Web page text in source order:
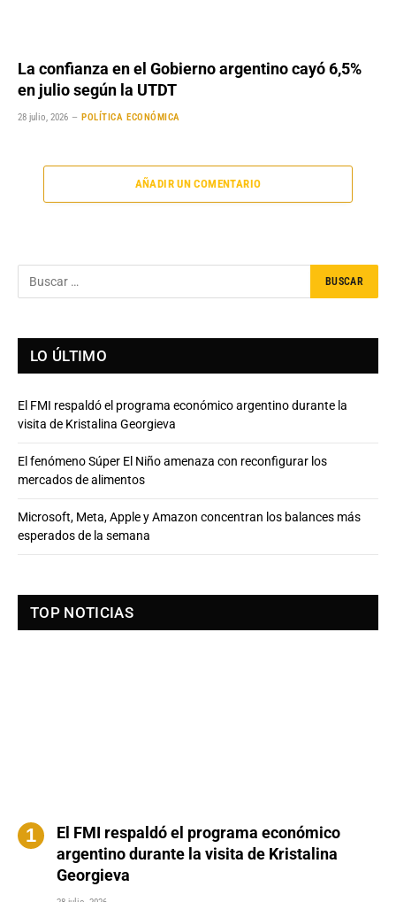
La confianza en el Gobierno argentino cayó 6,5%
en julio según la UTDT
28 julio, 2026 POLÍTICA ECONÓMICA
AÑADIR UN COMENTARIO
LO ÚLTIMO
El FMI respaldó el programa económico argentino durante la
visita de Kristalina Georgieva
El fenómeno Súper El Niño amenaza con reconfigurar los
mercados de alimentos
Microsoft, Meta, Apple y Amazon concentran los balances más
esperados de la semana
TOP NOTICIAS
El FMI respaldó el programa económico
argentino durante la visita de Kristalina
Georgieva